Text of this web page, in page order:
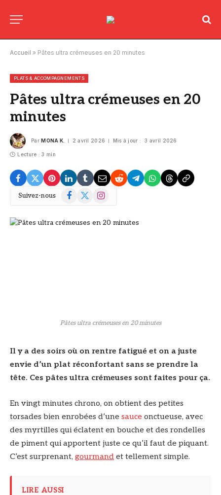
Accueil » Pâtes ultra crémeuses en 20 minutes
PLATS & ACCOMPAGNEMENTS
Pâtes ultra crémeuses en 20
minutes
Par MONA K. 2 avril 2026 Mis à jour : 3 avril 2026
Lecture : 3 min
Suivez-nous Facebook
X
Instagram
Pâtes ultra crémeuses en 20 minutes
Il y a des soirs où on rentre fatigué et on a juste
envie d’un plat réconfortant sans se prendre la
tête. Ces pâtes ultra crémeuses sont faites pour ça.
En vingt minutes chrono, on obtient des petites
torsades bien enrobées d’une sauce onctueuse, avec
des myrtilles qui éclatent en bouche et des rondelles
de piment qui apportent juste ce qu’il faut de piquant.
C’est surprenant, gourmand et tellement simple.
LIRE AUSSI